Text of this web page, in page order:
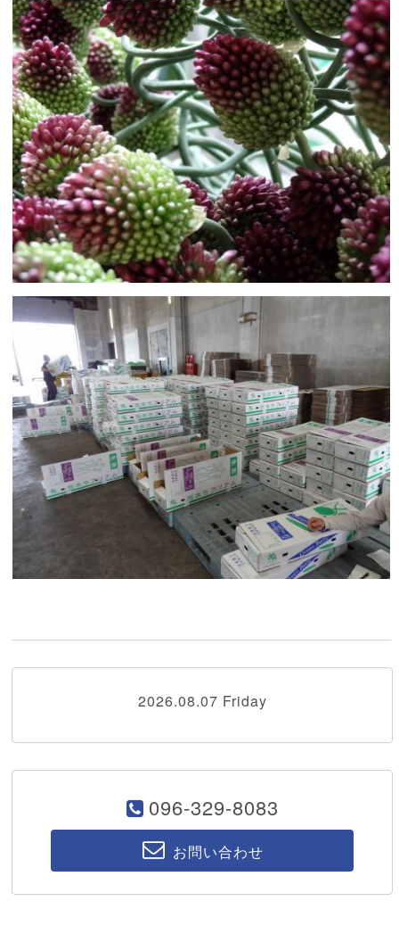
2026.08.07 Friday
096-329-8083
お問い合わせ